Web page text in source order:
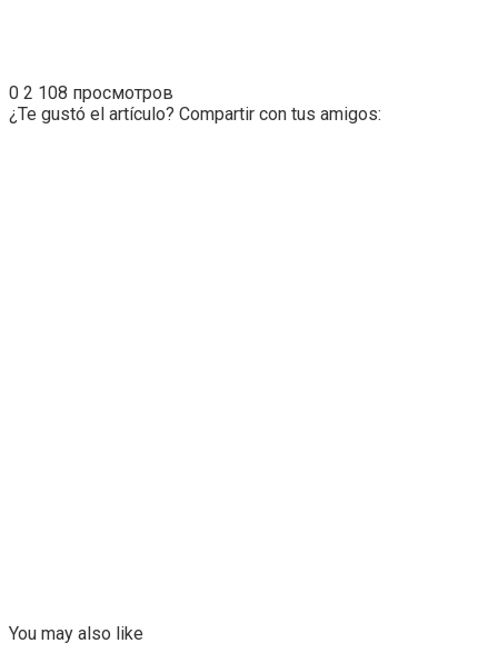
0 2 108 просмотров
¿Te gustó el artículo? Compartir con tus amigos:
You may also like